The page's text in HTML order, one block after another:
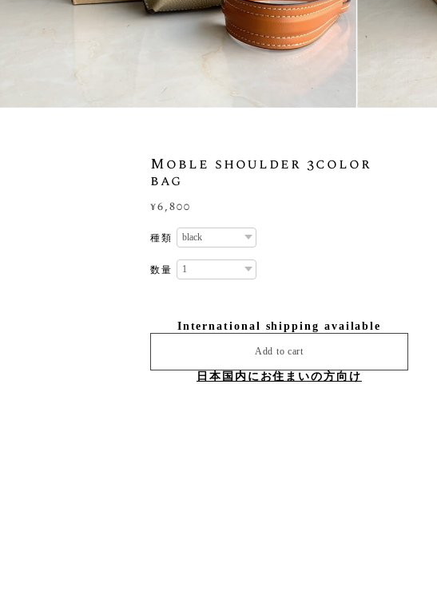
Moble shoulder 3color
bag
¥6,800
種類
数量
International shipping available
Add to cart
日本国内にお住まいの方向け